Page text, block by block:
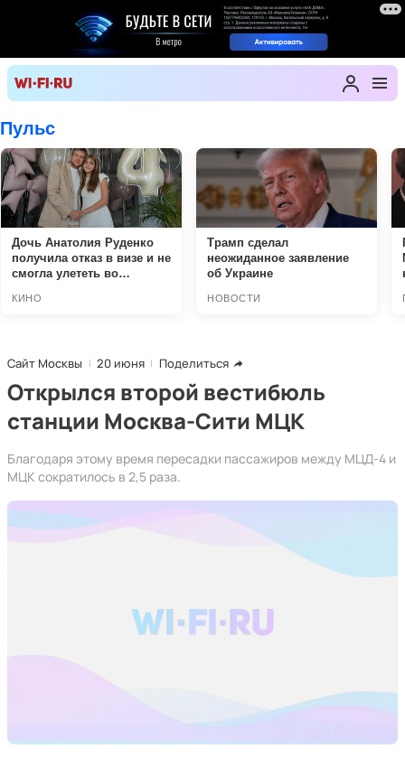
Сайт Москвы 20 июня Поделиться
Открылся второй вестибюль
станции Москва-Сити МЦК
Благодаря этому время пересадки пассажиров между МЦД-4 и
МЦК сократилось в 2,5 раза.